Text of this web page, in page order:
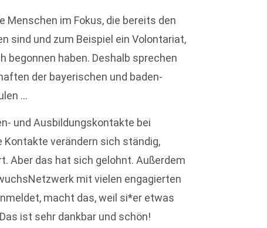
Menschen im Fokus, die bereits den
sind und zum Beispiel ein Volontariat,
begonnen haben. Deshalb sprechen
der bayerischen und baden-
…
und Ausbildungskontakte bei
verändern sich ständig,
Aber das hat sich gelohnt. Außerdem
mit vielen engagierten
macht das, weil si*er etwas
ist sehr dankbar und schön!